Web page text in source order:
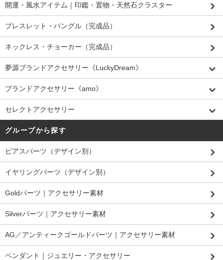
開運・風水アイテム｜印鑑・置物・天然石クラスター
ブレスレット・バングル（完成品）
ネックレス・チョーカー（完成品）
夢源ブランドアクセサリー《LuckyDream》
ブランドアクセサリー《amo》
セレクトアクセサリー
グループから探す
ピアスパーツ（デザイン別）
イヤリングパーツ（デザイン別）
Goldパーツ｜アクセサリー素材
Silverパーツ｜アクセサリー素材
AG／アンティークゴールドパーツ｜アクセサリー素材
ペンダント｜ジュエリー・アクセサリー